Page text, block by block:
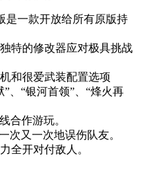
是一款开放给所有原版持
特的修改器应对极具挑战
和很爱武装配置选项
、“银河首领”、“烽火再
合作游玩。
次又一次地误伤队友。
全开对付敌人。